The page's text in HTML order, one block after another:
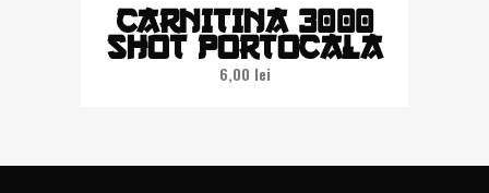
CARNITINA 3000
SHOT PORTOCALA
6,00 lei